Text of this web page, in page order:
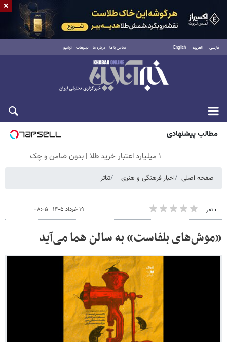
فارسی العربية English تماس با ما درباره ما تبلیغات آرشیو
جمعه ۱۶ مرداد ۱۴۰۵
مطالب پیشنهادی
۱ میلیارد اعتبار خرید طلا | بدون ضامن و چک
صفحه اصلی اخبار فرهنگی و هنری تئاتر
۰ نفر ۱۹ خرداد ۱۴۰۵ - ۰۸:۰۵
«موش‌های بلفاست» به سالن هما می‌آید
×